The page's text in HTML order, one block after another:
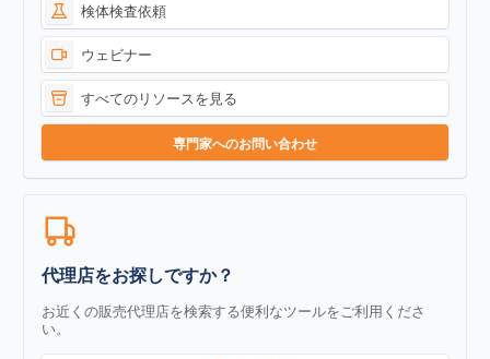
検体検査依頼
ウェビナー
すべてのリソースを見る
専門家へのお問い合わせ
代理店をお探しですか？
お近くの販売代理店を検索する便利なツールをご利用くださ
い。